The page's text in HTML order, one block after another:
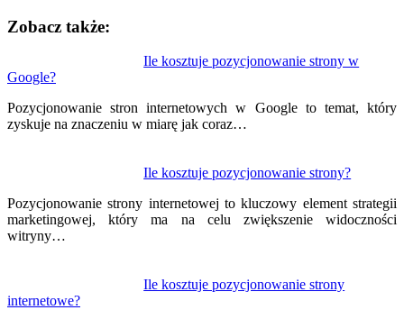
Zobacz także:
Ile kosztuje pozycjonowanie strony w
Google?
Pozycjonowanie stron internetowych w Google to temat, który
zyskuje na znaczeniu w miarę jak coraz…
Ile kosztuje pozycjonowanie strony?
Pozycjonowanie strony internetowej to kluczowy element strategii
marketingowej, który ma na celu zwiększenie widoczności
witryny…
Ile kosztuje pozycjonowanie strony
internetowe?
wpisu